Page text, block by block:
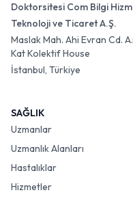
Doktorsitesi Com Bilgi
Teknoloji ve Ticaret A.Ş.
Maslak Mah. Ahi Evran Cd.
Kat Kolektif House
İstanbul, Türkiye
SAĞLIK
Uzmanlar
Uzmanlık Alanları
Hastalıklar
Hizmetler